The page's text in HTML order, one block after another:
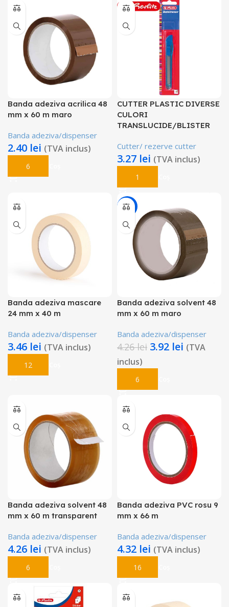
Banda adeziva acrilica 48
mm x 60 m maro
Banda adeziva/dispenser
2.40 lei (TVA inclus)
Adaugă În Coș
CUTTER PLASTIC DIVERSE
CULORI
TRANSLUCIDE/BLISTER
Cutter/ rezerve cutter
3.27 lei (TVA inclus)
Adaugă În Coș
Banda adeziva mascare
24 mm x 40 m
Banda adeziva/dispenser
3.46 lei (TVA inclus)
Adaugă În Coș
-8%
Banda adeziva solvent 48
mm x 60 m maro
Banda adeziva/dispenser
4.26lei 3.92 lei (TVA
inclus)
Adaugă În Coș
Banda adeziva solvent 48
mm x 60 m transparent
Banda adeziva/dispenser
4.26 lei (TVA inclus)
Adaugă În Coș
Banda adeziva PVC rosu 9
mm x 66 m
Banda adeziva/dispenser
4.32 lei (TVA inclus)
Adaugă În Coș